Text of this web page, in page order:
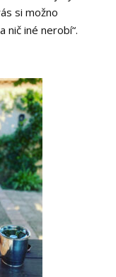
si možno
nič iné nerobí“.